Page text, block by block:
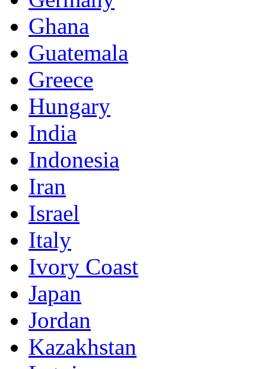
Ghana
Guatemala
Greece
Hungary
India
Indonesia
Iran
Israel
Italy
Ivory Coast
Japan
Jordan
Kazakhstan